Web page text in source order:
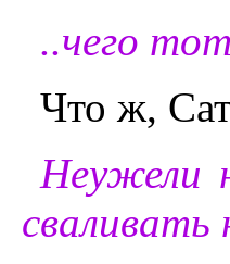
..чего
Что ж,
Неужели